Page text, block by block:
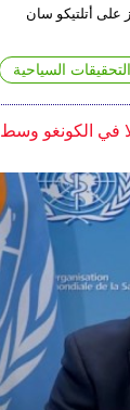
على أتلتيكو سان
السياحية
في الكونغو وسط